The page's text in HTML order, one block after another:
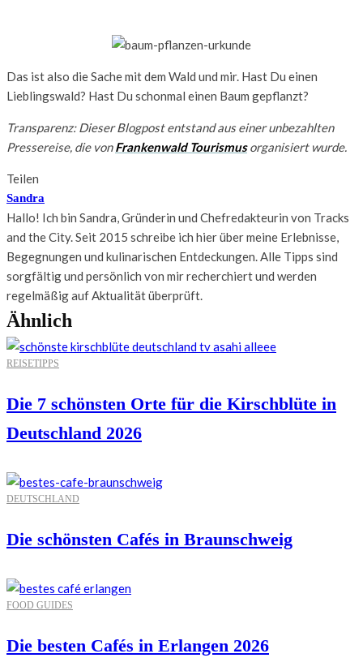
Das ist also die Sache mit dem Wald und mir. Hast Du einen
Lieblingswald? Hast Du schonmal einen Baum gepflanzt?
Transparenz: Dieser Blogpost entstand aus einer unbezahlten
Pressereise, die vonFrankenwald Tourismusorganisiert wurde.
Teilen
Sandra
Hallo! Ich bin Sandra, Gründerin und Chefredakteurin von Tracks
and the City. Seit 2015 schreibe ich hier über meine Erlebnisse,
Begegnungen und kulinarischen Entdeckungen. Alle Tipps sind
sorgfältig und persönlich von mir recherchiert und werden
regelmäßig auf Aktualität überprüft.
Ähnlich
REISETIPPS
Die 7 schönsten Orte für die Kirschblüte in
Deutschland 2026
DEUTSCHLAND
Die schönsten Cafés in Braunschweig
FOOD GUIDES
Die besten Cafés in Erlangen 2026